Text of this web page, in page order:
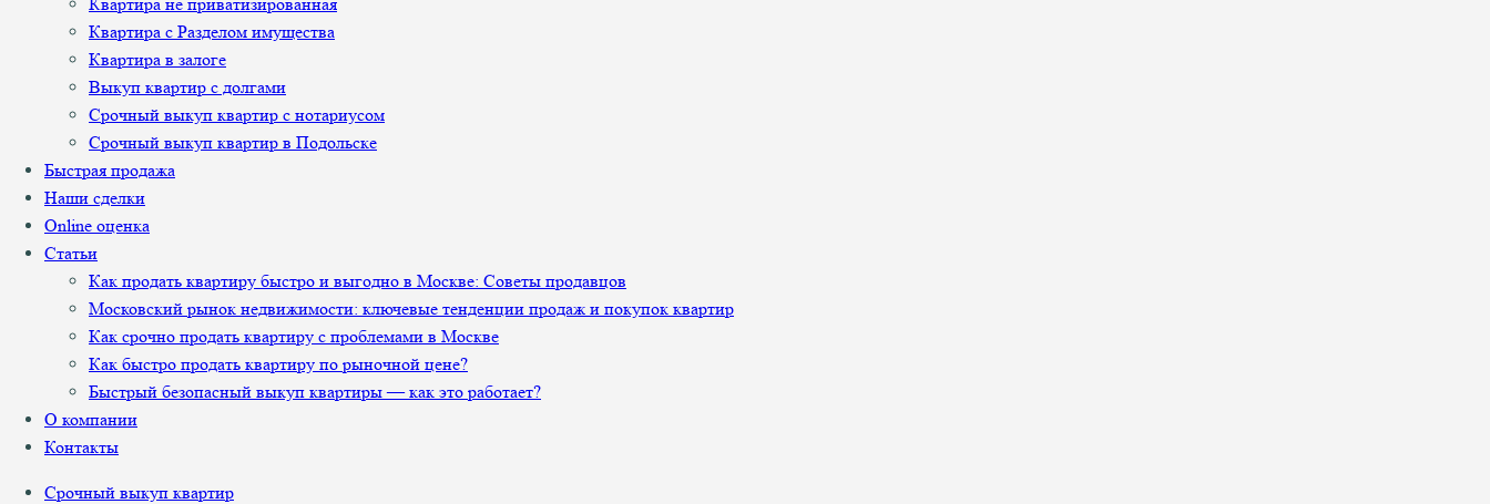
Квартира с Разделом имущества
Квартира в залоге
Выкуп квартир с долгами
Срочный выкуп квартир с нотариусом
Срочный выкуп квартир в Подольске
Быстрая продажа
Наши сделки
Online оценка
Статьи
Как продать квартиру быстро и выгодно в Москве: Советы продавцов
Московский рынок недвижимости: ключевые тенденции продаж и покупок квартир
Как срочно продать квартиру с проблемами в Москве
Как быстро продать квартиру по рыночной цене?
Быстрый безопасный выкуп квартиры — как это работает?
О компании
Контакты
Срочный выкуп квартир